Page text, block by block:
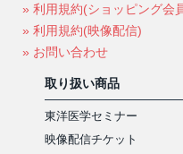
» 利用規約(ショッピング会
» 利用規約(映像配信)
» お問い合わせ
取り扱い商品
東洋医学セミナー
映像配信チケット